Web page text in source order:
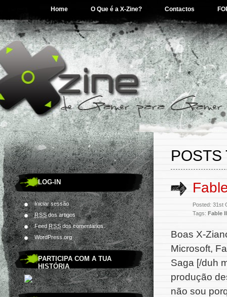
Home O Que é a X-Zine? Contactos
LOG-IN
Iniciar sessão
RSSdos artigos
FeedRSSdos comentários.
WordPress.org
PARTICIPA COM A TUA
HISTÓRIA
POSTS
Posted: 31st
Tags: Fable
Boas X-
Microsoft,
Saga [/duh
produção
não sou